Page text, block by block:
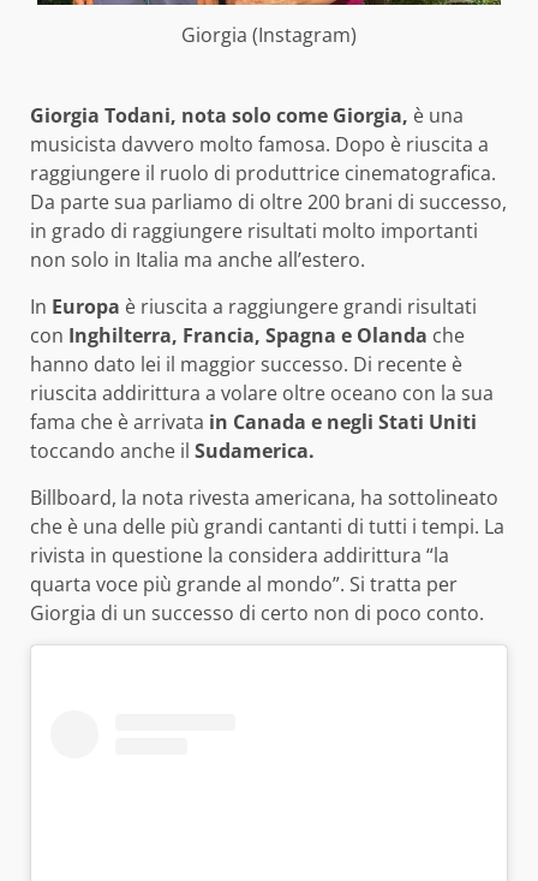
Giorgia (Instagram)
Giorgia Todani, nota solo come Giorgia, è una
musicista davvero molto famosa. Dopo è riuscita a
raggiungere il ruolo di produttrice cinematografica.
Da parte sua parliamo di oltre 200 brani di successo,
in grado di raggiungere risultati molto importanti
non solo in Italia ma anche all’estero.
In Europa è riuscita a raggiungere grandi risultati
con Inghilterra, Francia, Spagna e Olanda che
hanno dato lei il maggior successo. Di recente è
riuscita addirittura a volare oltre oceano con la sua
fama che è arrivata in Canada e negli Stati Uniti
toccando anche il Sudamerica.
Billboard, la nota rivesta americana, ha sottolineato
che è una delle più grandi cantanti di tutti i tempi. La
rivista in questione la considera addirittura “la
quarta voce più grande al mondo”. Si tratta per
Giorgia di un successo di certo non di poco conto.